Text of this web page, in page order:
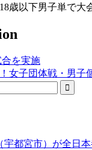
歳以下男子単で大
を実施
女子団体戦・男子
宇都宮市）が全日